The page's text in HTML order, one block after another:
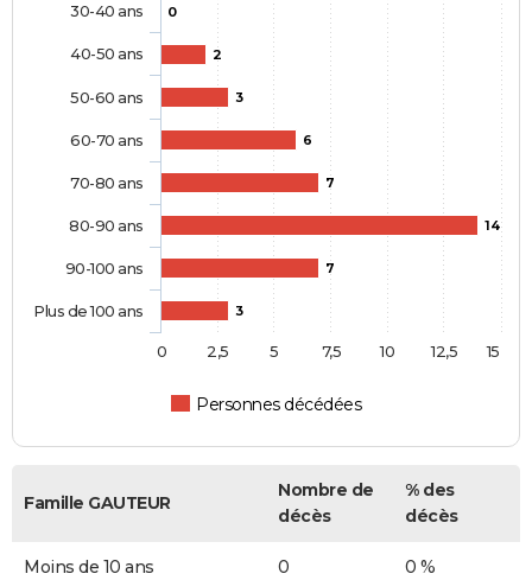
0
2
3
6
7
14
7
3
Personnes décédées
30-40 ans
40-50 ans
50-60 ans
60-70 ans
70-80 ans
80-90 ans
90-100 ans
Plus de 100 ans
0 2,5 5 7,5 10 12,5 15
Famille GAUTEUR
Nombre de
décès
% des
décès
Moins de 10 ans 0 0 %